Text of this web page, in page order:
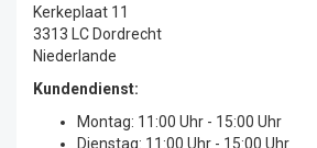
Kerkeplaat 11
3313 LC Dordrecht
Niederlande
Kundendienst:
Montag: 11:00 Uhr - 15:00 Uhr
Dienstag: 11:00 Uhr - 15:00 Uhr